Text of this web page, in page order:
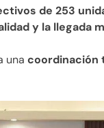
de 253
y la llegada
una coordinación